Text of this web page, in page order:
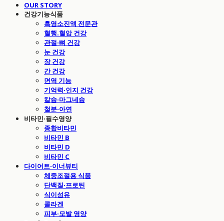
OUR STORY
건강기능식품
흑염소진액 전문관
혈행.혈압 건강
관절·뼈 건강
눈 건강
장 건강
간 건강
면역 기능
기억력·인지 건강
칼슘·마그네슘
철분·아연
비타민·필수영양
종합비타민
비타민 B
비타민 D
비타민 C
다이어트·이너뷰티
체중조절용 식품
단백질·프로틴
식이섬유
콜라겐
피부·모발 영양